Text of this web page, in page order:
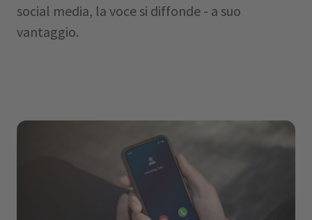
social media, la voce si diffonde - a suo
vantaggio.